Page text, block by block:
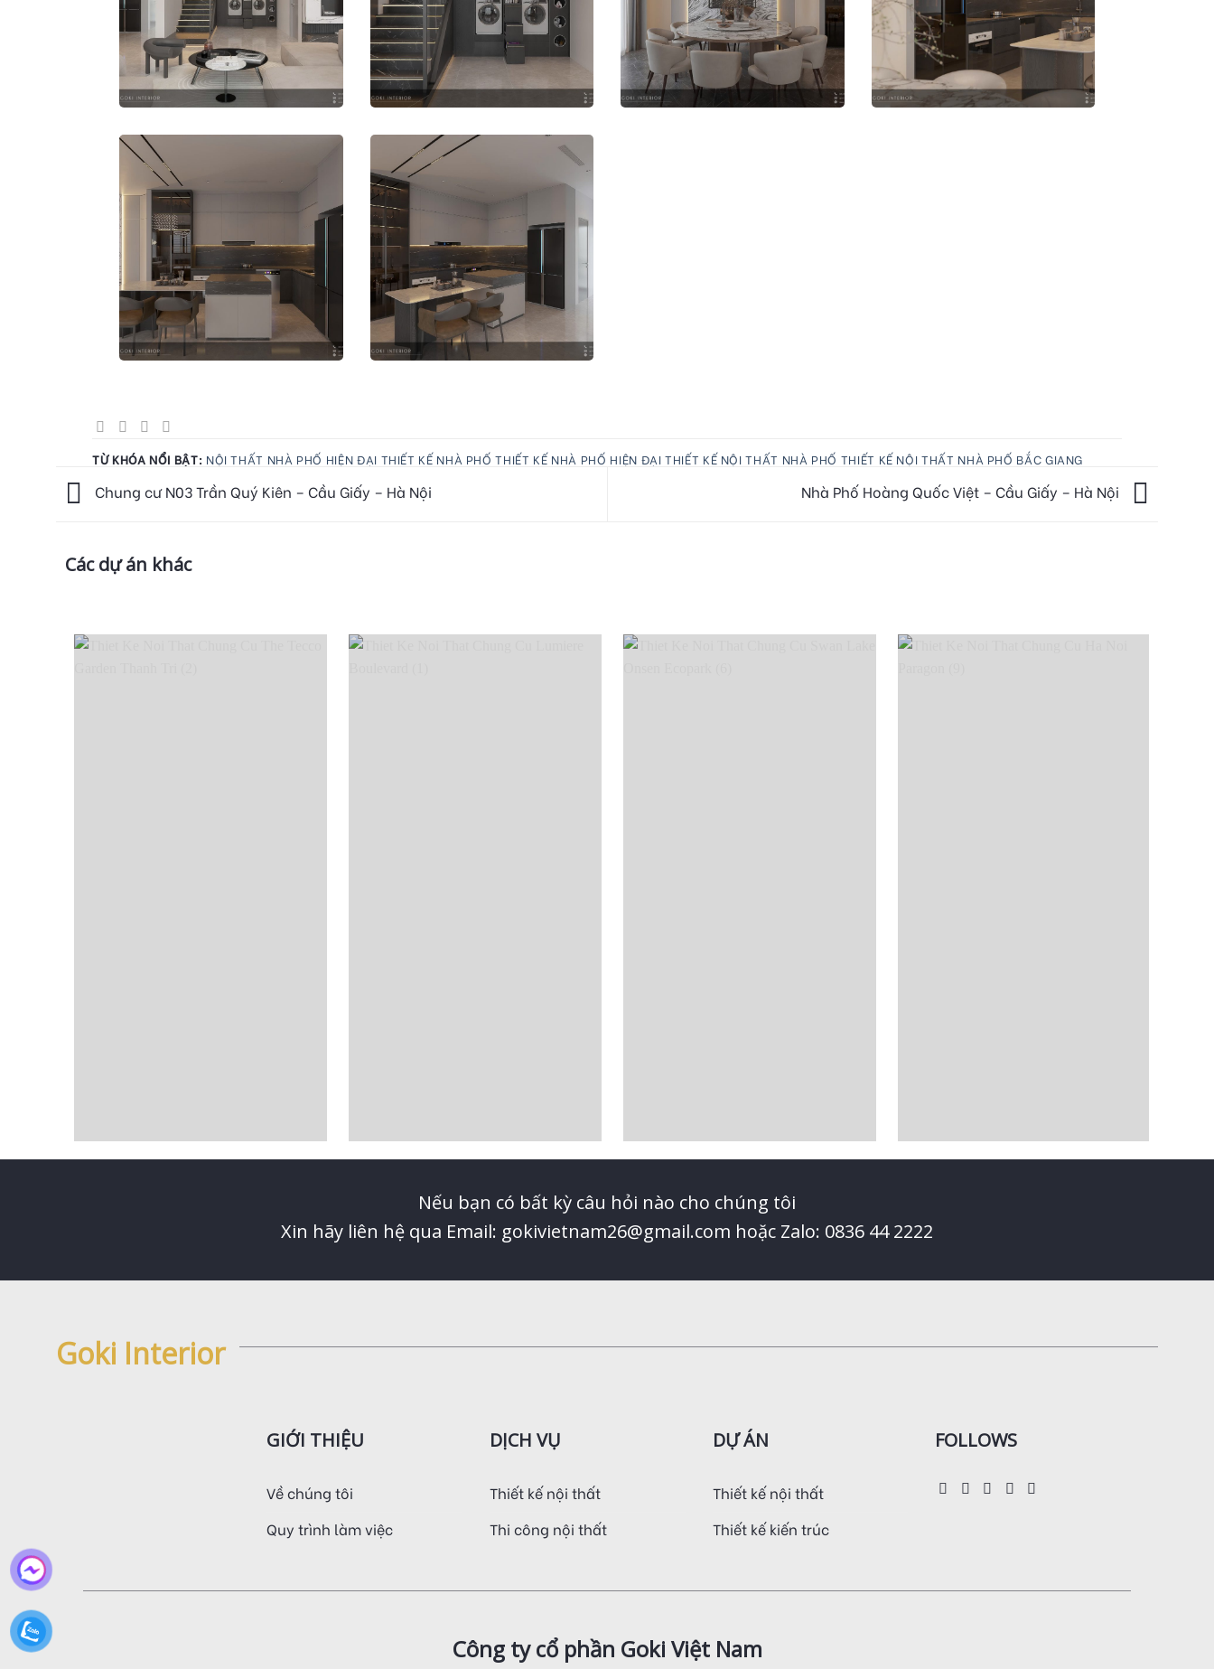
TỪ KHÓA NỔI BẬT: NỘI THẤT NHÀ PHỐ HIỆN ĐẠI THIẾT KẾ NHÀ PHỐ THIẾT KẾ NHÀ PHỐ HIỆN ĐẠI THIẾT KẾ NỘI THẤT NHÀ PHỐ THIẾT KẾ NỘI THẤT NHÀ PHỐ BẮC GIANG
Chung cư N03 Trần Quý Kiên – Cầu Giấy – Hà Nội Nhà Phố Hoàng Quốc Việt – Cầu Giấy – Hà Nội
Các dự án khác
Nếu bạn có bất kỳ câu hỏi nào cho chúng tôi
Xin hãy liên hệ qua Email: gokivietnam26@gmail.com hoặc Zalo: 0836 44 2222
Goki Interior
GIỚI THIỆU
Về chúng tôi
Quy trình làm việc
DỊCH VỤ
Thiết kế nội thất
Thi công nội thất
DỰ ÁN
Thiết kế nội thất
Thiết kế kiến trúc
FOLLOWS
Công ty cổ phần Goki Việt Nam